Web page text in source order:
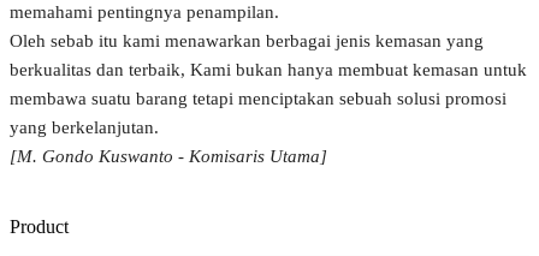
memahami pentingnya penampilan.
Oleh sebab itu kami menawarkan berbagai jenis kemasan yang
berkualitas dan terbaik, Kami bukan hanya membuat kemasan untuk
membawa suatu barang tetapi menciptakan sebuah solusi promosi
yang berkelanjutan.
[M. Gondo Kuswanto - Komisaris Utama]
Product